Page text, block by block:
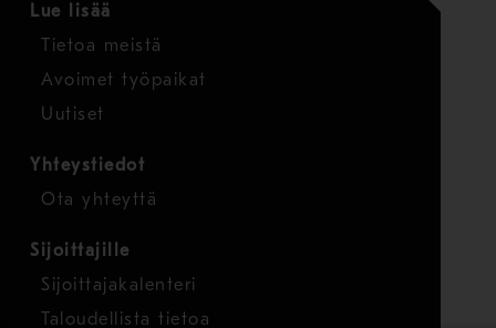
Lue lisää
Tietoa meistä
Avoimet työpaikat
Uutiset
Yhteystiedot
Ota yhteyttä
Sijoittajille
Sijoittajakalenteri
Taloudellista tietoa